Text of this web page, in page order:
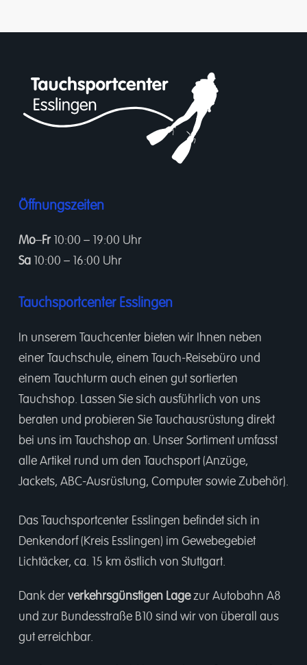
Öffnungszeiten
Mo–Fr10:00 – 19:00 Uhr
Sa10:00 – 16:00 Uhr
Tauchsportcenter Esslingen
In unserem Tauchcenterbieten wir Ihnen neben
einer Tauchschule, einem Tauch-Reisebüro und
einem Tauchturm auch einen gut sortierten
Tauchshop. Lassen Sie sich ausführlich von uns
beraten und probieren Sie Tauchausrüstung direkt
bei uns im Tauchshop an. Unser Sortiment umfasst
alle Artikel rund um den Tauchsport (Anzüge,
Jackets, ABC-Ausrüstung, Computer sowie Zubehör).
Das Tauchsportcenter Esslingen befindet sich in
Denkendorf (Kreis Esslingen) im Gewebegebiet
Lichtäcker, ca. 15 km östlich von Stuttgart.
Dank der verkehrsgünstigen Lagezur Autobahn A8
und zur Bundesstraße B10 sind wir von überall aus
gut erreichbar.